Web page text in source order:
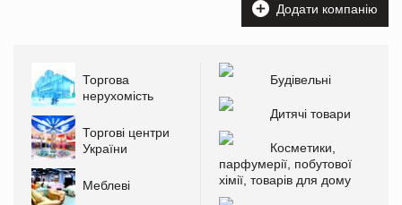
Додати компанію
Торгова
нерухомість
Торгові центри
України
Меблеві
Будівельні
Дитячі товари
Косметики,
парфумерії, побутової
хімії, товарів для дому